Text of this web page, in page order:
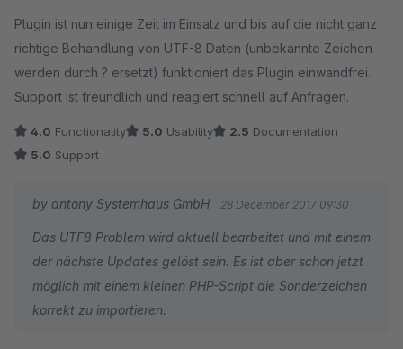
Plugin ist nun einige Zeit im Einsatz und bis auf die nicht ganz
richtige Behandlung von UTF-8 Daten (unbekannte Zeichen
werden durch ? ersetzt) funktioniert das Plugin einwandfrei.
Support ist freundlich und reagiert schnell auf Anfragen.
4.0 Functionality 5.0 Usability 2.5 Documentation
5.0 Support
by antony Systemhaus GmbH 28 December 2017 09:30
Das UTF8 Problem wird aktuell bearbeitet und mit einem
der nächste Updates gelöst sein. Es ist aber schon jetzt
möglich mit einem kleinen PHP-Script die Sonderzeichen
korrekt zu importieren.